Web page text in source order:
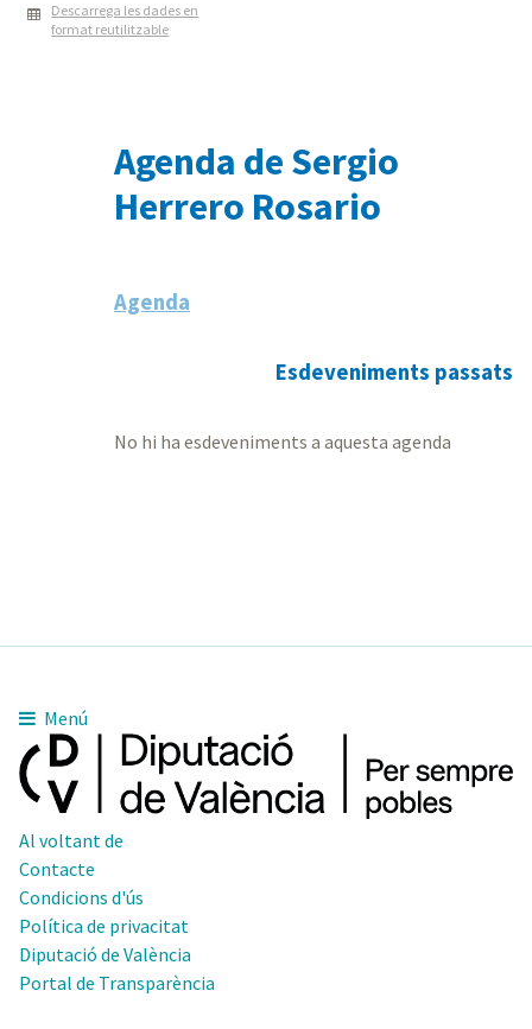
Descarrega les dades en
format reutilitzable
Agenda de Sergio
Herrero Rosario
Agenda
Esdeveniments passats
No hi ha esdeveniments a aquesta agenda
Menú
Al voltant de
Contacte
Condicions d'ús
Política de privacitat
Diputació de València
Portal de Transparència